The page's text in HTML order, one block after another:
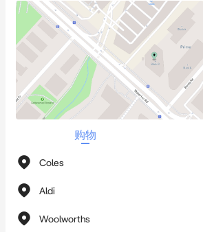
购物
Coles
Aldi
Woolworths